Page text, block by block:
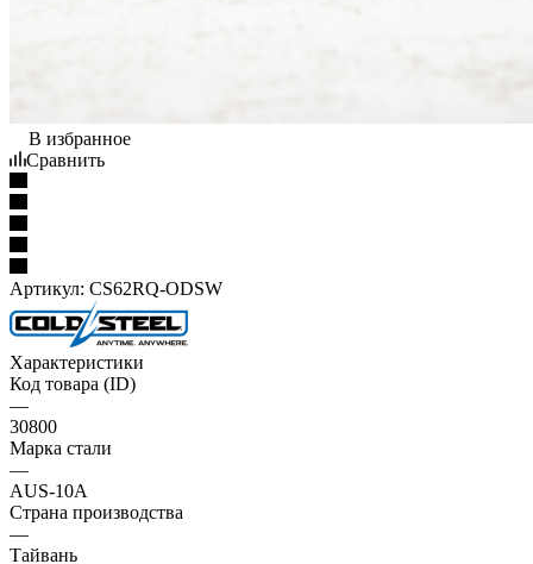
В избранное
Сравнить
Артикул: CS62RQ-ODSW
Характеристики
Код товара (ID)
—
30800
Марка стали
—
AUS-10A
Страна производства
—
Тайвань